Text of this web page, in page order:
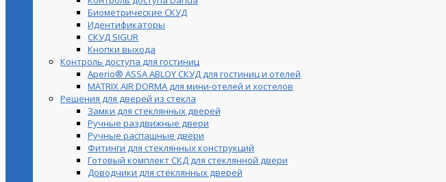
Биометрические СКУД
Идентификаторы
СКУД SIGUR
Кнопки выхода
Контроль доступа для гостиниц
Aperio® ASSA ABLOY СКУД для гостиниц и отелей
MATRIX AIR DORMA для мини-отелей и хостелов
Решения для дверей из стекла
Замки для стеклянных дверей
Ручные раздвижные двери
Ручные распашные двери
Фитинги для стеклянных конструкций
Готовый комплект СКД для стеклянной двери
Доводчики для стеклянных дверей